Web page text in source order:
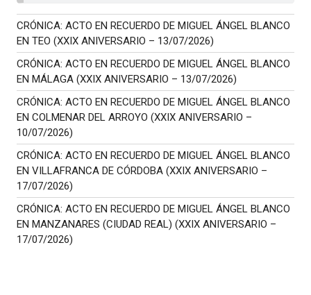
CRÓNICA: ACTO EN RECUERDO DE MIGUEL ÁNGEL BLANCO
EN TEO (XXIX ANIVERSARIO – 13/07/2026)
CRÓNICA: ACTO EN RECUERDO DE MIGUEL ÁNGEL BLANCO
EN MÁLAGA (XXIX ANIVERSARIO – 13/07/2026)
CRÓNICA: ACTO EN RECUERDO DE MIGUEL ÁNGEL BLANCO
EN COLMENAR DEL ARROYO (XXIX ANIVERSARIO –
10/07/2026)
CRÓNICA: ACTO EN RECUERDO DE MIGUEL ÁNGEL BLANCO
EN VILLAFRANCA DE CÓRDOBA (XXIX ANIVERSARIO –
17/07/2026)
CRÓNICA: ACTO EN RECUERDO DE MIGUEL ÁNGEL BLANCO
EN MANZANARES (CIUDAD REAL) (XXIX ANIVERSARIO –
17/07/2026)